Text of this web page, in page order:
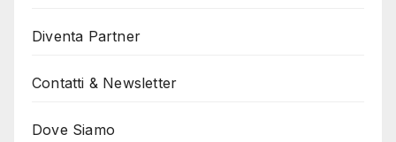
Diventa Partner
Contatti & Newsletter
Dove Siamo